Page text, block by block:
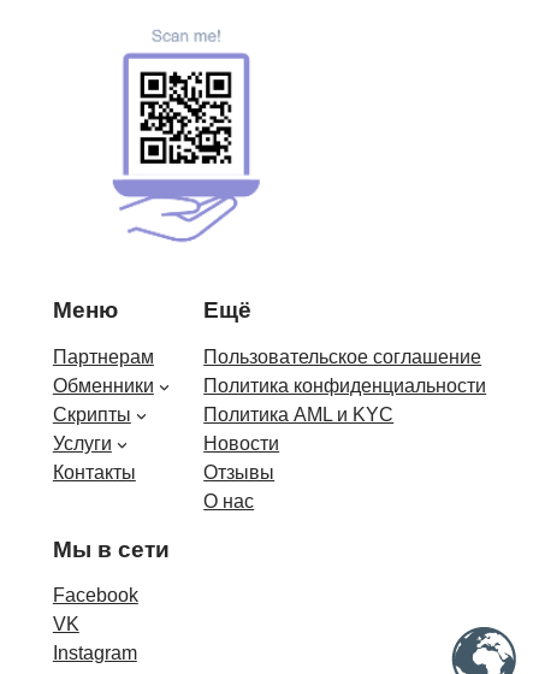
Меню
Партнерам
Обменники
Скрипты
Услуги
Контакты
Ещё
Пользовательское соглашение
Политика конфиденциальности
Политика AML и KYC
Новости
Отзывы
О нас
Мы в сети
Facebook
VK
Instagram